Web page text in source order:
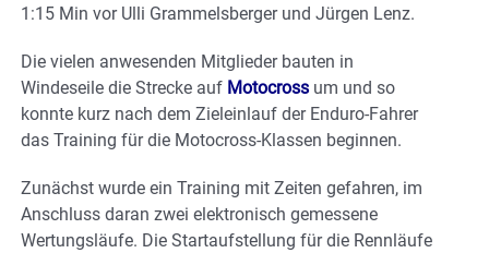
1:15 Min vor Ulli Grammelsberger und Jürgen Lenz.
Die vielen anwesenden Mitglieder bauten in
Windeseile die Strecke auf Motocross um und so
konnte kurz nach dem Zieleinlauf der Enduro-Fahrer
das Training für die Motocross-Klassen beginnen.
Zunächst wurde ein Training mit Zeiten gefahren, im
Anschluss daran zwei elektronisch gemessene
Wertungsläufe. Die Startaufstellung für die Rennläufe